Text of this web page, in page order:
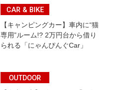
CAR & BIKE
【キャンピングカー】車内に“猫
専用”ルーム!? 2万円台から借り
られる「にゃんぴんぐCar」
OUTDOOR